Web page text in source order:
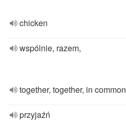
chicken
wspólnie, razem,
together, together, in common
przyjaźń